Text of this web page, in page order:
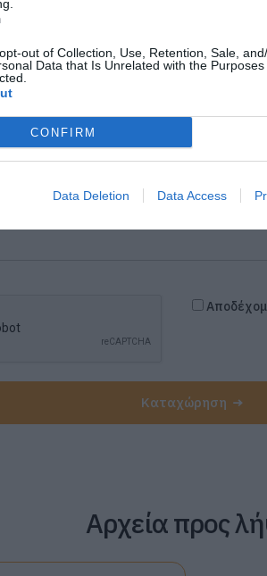
out of Collection, Use, Retention, Sale,
Data that Is Unrelated with the
CONFIRM
Data Deletion Data Access
Καταχώρηση
Αρχεία προς